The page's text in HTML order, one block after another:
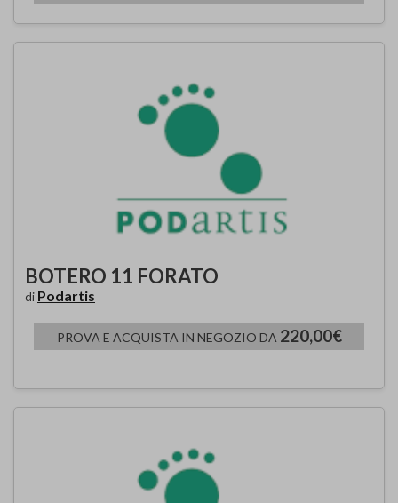
BOTERO 11 FORATO
di Podartis
PROVA E ACQUISTA IN NEGOZIO DA 220,00€